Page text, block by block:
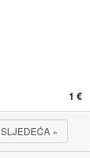
1 €
SLJEDEĆA »